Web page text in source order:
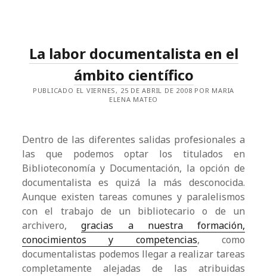
La labor documentalista en el
ámbito cientí­fico
PUBLICADO EL VIERNES, 25 DE ABRIL DE 2008 POR MARIA
ELENA MATEO
Dentro de las diferentes salidas profesionales a
las que podemos optar los titulados en
Biblioteconomía y Documentación, la opción de
documentalista es quizá la más desconocida.
Aunque existen tareas comunes y paralelismos
con el trabajo de un bibliotecario o de un
archivero,gracias a nuestra formación,
conocimientos y competencias, como
documentalistas podemos llegar a realizar tareas
completamente alejadas de las atribuidas